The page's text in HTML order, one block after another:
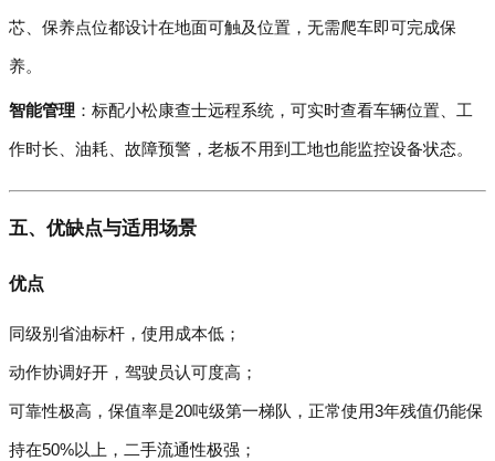
芯、保养点位都设计在地面可触及位置，无需爬车即可完成保
养。
智能管理 ：标配小松康查士远程系统，可实时查看车辆位置、工
作时长、油耗、故障预警，老板不用到工地也能监控设备状态。
五、优缺点与适用场景
优点
同级别省油标杆，使用成本低；
动作协调好开，驾驶员认可度高；
可靠性极高，保值率是20吨级第一梯队，正常使用3年残值仍能保
持在50%以上，二手流通性极强；